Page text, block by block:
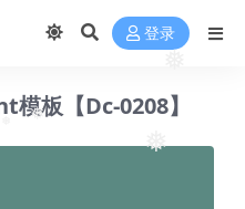
❅
登录
板【Dc-0208】